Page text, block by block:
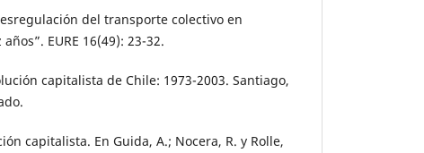
del transporte colectivo en
EURE 16(49): 23-32.
capitalista de Chile: 1973-2003. Santiago,
capitalista. En Guida, A.; Nocera, R. y Rolle,